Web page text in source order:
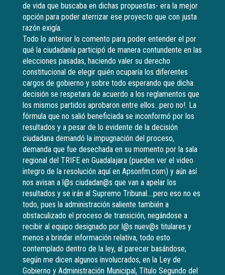
de vida que buscaba en dichas propuestas- era la mejor
opción para poder aterrizar ese proyecto que con justa
razón exigía.
Todo lo anterior lo comento para poder entender el por
qué la ciudadanía participó de manera contundente en las
elecciones pasadas, haciendo valer su derecho
constitucional de elegir quién ocuparía los diferentes
cargos de gobierno y sobre todo esperando que dicha
decisión se respetara de acuerdo a los reglamentos que
los mismos partidos aprobaron entre ellos…pero no!. La
fórmula que no salió beneficiada se inconformó por los
resultados y a pesar de lo evidente de la decisión
ciudadana demandó la impugnación del proceso,
demanda que fue desechada en su momento por la sala
regional del TRIFE en Guadalajara (pueden ver el video
integro de la resolución aquí en Apsonfm.com) y aún así
nos avisan a l@s ciudadan@s que van a apelar los
resultados y se irán al Supremo Tribunal….pero eso no es
todo, pues la administración saliente también a
obstaculizado el proceso de transición, negándose a
recibir al equipo designado por l@s nuev@s titulares y
menos a brindar información relativa, todo esto
contemplado dentro de la ley, al parecer basándose,
según me dicen algunos involucrados, en la Ley de
Gobierno y Administración Municipal, Título Segundo del